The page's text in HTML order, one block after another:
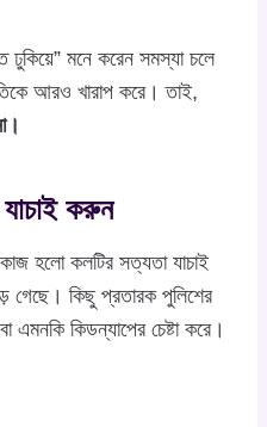
ঢুকিয়ে” মনে করেন সমস্যা চলে
আরও খারাপ করে। তাই,
করুন
হলো কলটির সত্যতা যাচাই
গেছে। কিছু প্রতারক পুলিশের
কিডন্যাপের চেষ্টা করে।